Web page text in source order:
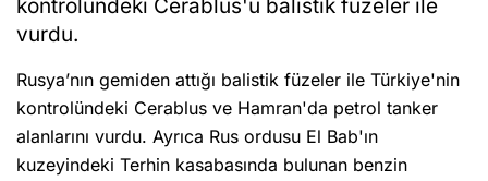
kontrolündeki Cerablus'u balistik füzeler ile
vurdu.
Rusya’nın gemiden attığı balistik füzeler ile Türkiye'nin
kontrolündeki Cerablus ve Hamran'da petrol tanker
alanlarını vurdu. Ayrıca Rus ordusu El Bab'ın
kuzeyindeki Terhin kasabasında bulunan benzin